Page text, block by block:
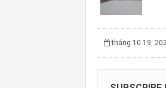
tháng 10 19,